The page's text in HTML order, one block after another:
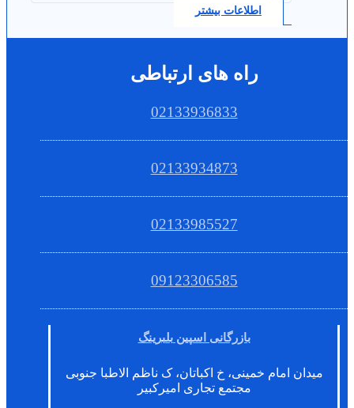
اطلاعات بیشتر
راه های ارتباطی
02133936833
02133934873
02133985527
09123306585
بازرگانی اسپین بلبرینگ
میدان امام خمینی، خ اکباتان، ک ناظم الاطبا جنوبی
مجتمع تجاری امیرکبیر